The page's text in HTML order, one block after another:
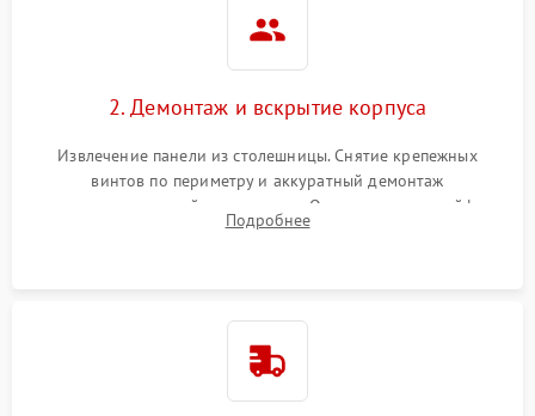
2. Демонтаж и вскрытие корпуса
Извлечение панели из столешницы. Снятие крепежных
винтов по периметру и аккуратный демонтаж
стеклокерамической поверхности. Отсоединение шлейфов
сенсорного блока для доступа к силовым платам, катушкам
Подробнее